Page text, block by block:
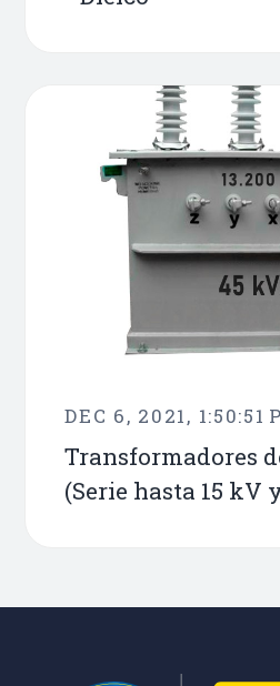
DEC 6, 2021, 1:50:51
Transformadores
(Serie hasta 15 kV